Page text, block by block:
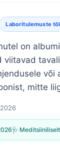
Laboritulemuste
on
viitavad
mitte
🩺